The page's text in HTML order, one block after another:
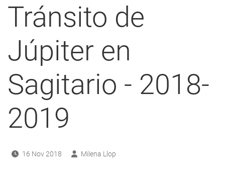
Tránsito de
Júpiter en
Sagitario - 2018-
2019
16 Nov 2018 Milena Llop